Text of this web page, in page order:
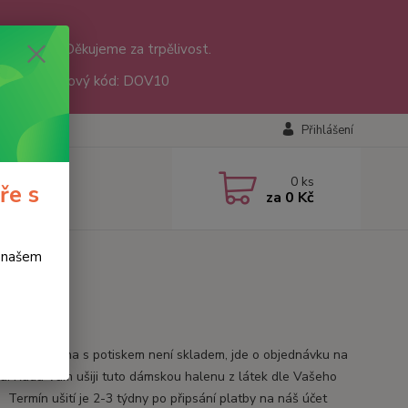
přišly. Děkujeme za trpělivost.
😊 Slevový kód: DOV10
Přihlášení
0 ks
za 0 Kč
halena s potiskem není skladem, jde o objednávku na
Ráda Vám ušiji tuto dámskou halenu z látek dle Vašeho
Termín ušití je 2-3 týdny po připsání platby na náš účet
s